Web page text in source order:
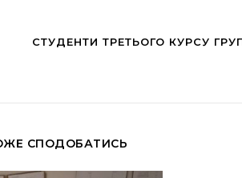
СТУДЕНТИ ТРЕТЬОГО КУРСУ
СПОДОБАТИСЬ